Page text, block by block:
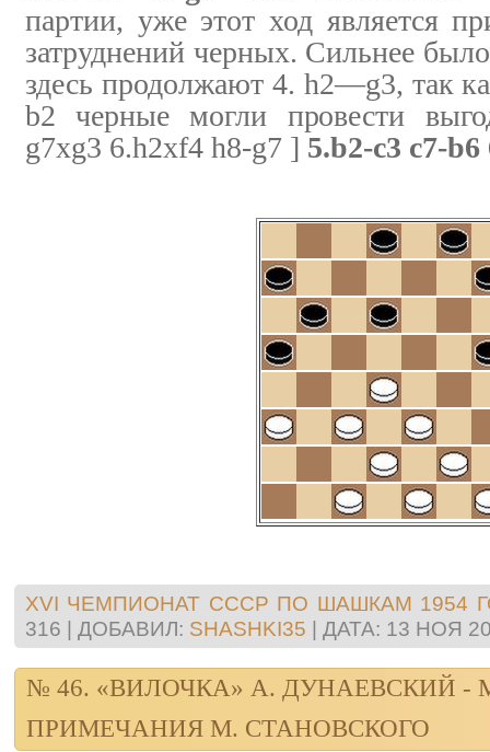
партии, уже этот ход является
затруднений черных. Сильнее
здесь продолжают 4. h2—g3, так
b2 черные могли провести
g7xg3 6.h2xf4 h8-g7 ] 5.b2-c3 c7-b6
XVI ЧЕМПИОНАТ СССР ПО ШАШКАМ 1954
316 | ДОБАВИЛ: SHASHKI35 | ДАТА: 13 НОЯ
№ 46. «ВИЛОЧКА» А. ДУНАЕВСКИЙ -
ПРИМЕЧАНИЯ М. СТАНОВСКОГО